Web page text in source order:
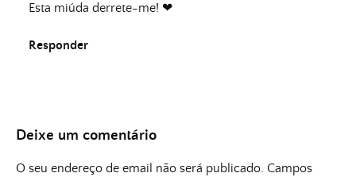
Esta miúda derrete-me! ❤
Responder
Deixe um comentário
O seu endereço de email não será publicado. Campos